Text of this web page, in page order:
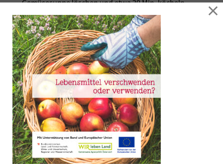
Gemüsesuppe löschen und etwa 20 Min. köcheln
lassen.
Am Ende Kokosmilch hinzufügen, Suppe pürieren
und mit (Zitronen-)Pfeffer und evtl. Salz
abschmecken.
Alles Liebe und Mahlzeit!
Rezept Download
×